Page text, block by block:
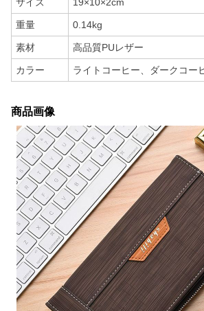
重量 0.14kg
素材 高品質PUレザー
カラー ライトコーヒー、ダークコー
商品画像